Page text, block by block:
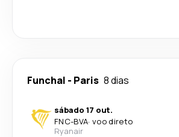
Funchal - Paris 8 dias
sábado 17 out.
FNC-BVA· voo direto
Ryanair